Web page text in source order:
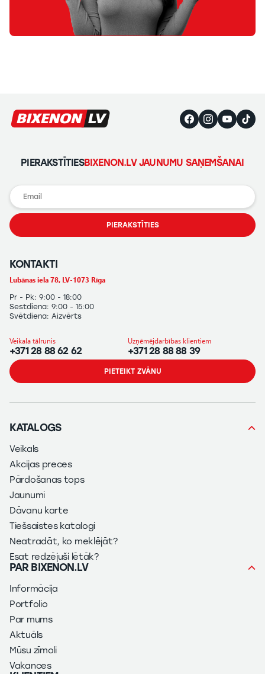
PIERAKSTĪTIESBIXENON.LV JAUNUMU SAŅEMŠANAI
PIERAKSTĪTIES
KONTAKTI
Lubānas iela 78, LV-1073 Rīga
Pr - Pk: 9:00 - 18:00
Sestdiena: 9:00 - 15:00
Svētdiena: Aizvērts
Veikala tālrunis
+371 28 88 62 62
Uzņēmējdarbības klientiem
+371 28 88 88 39
PIETEIKT ZVĀNU
KATALOGS
Veikals
Akcijas preces
Pārdošanas tops
Jaunumi
Dāvanu karte
Tiešsaistes katalogi
Neatradāt, ko meklējāt?
Esat redzējuši lētāk?
PAR BIXENON.LV
Informācija
Portfolio
Par mums
Aktuāls
Mūsu zīmoli
Vakances